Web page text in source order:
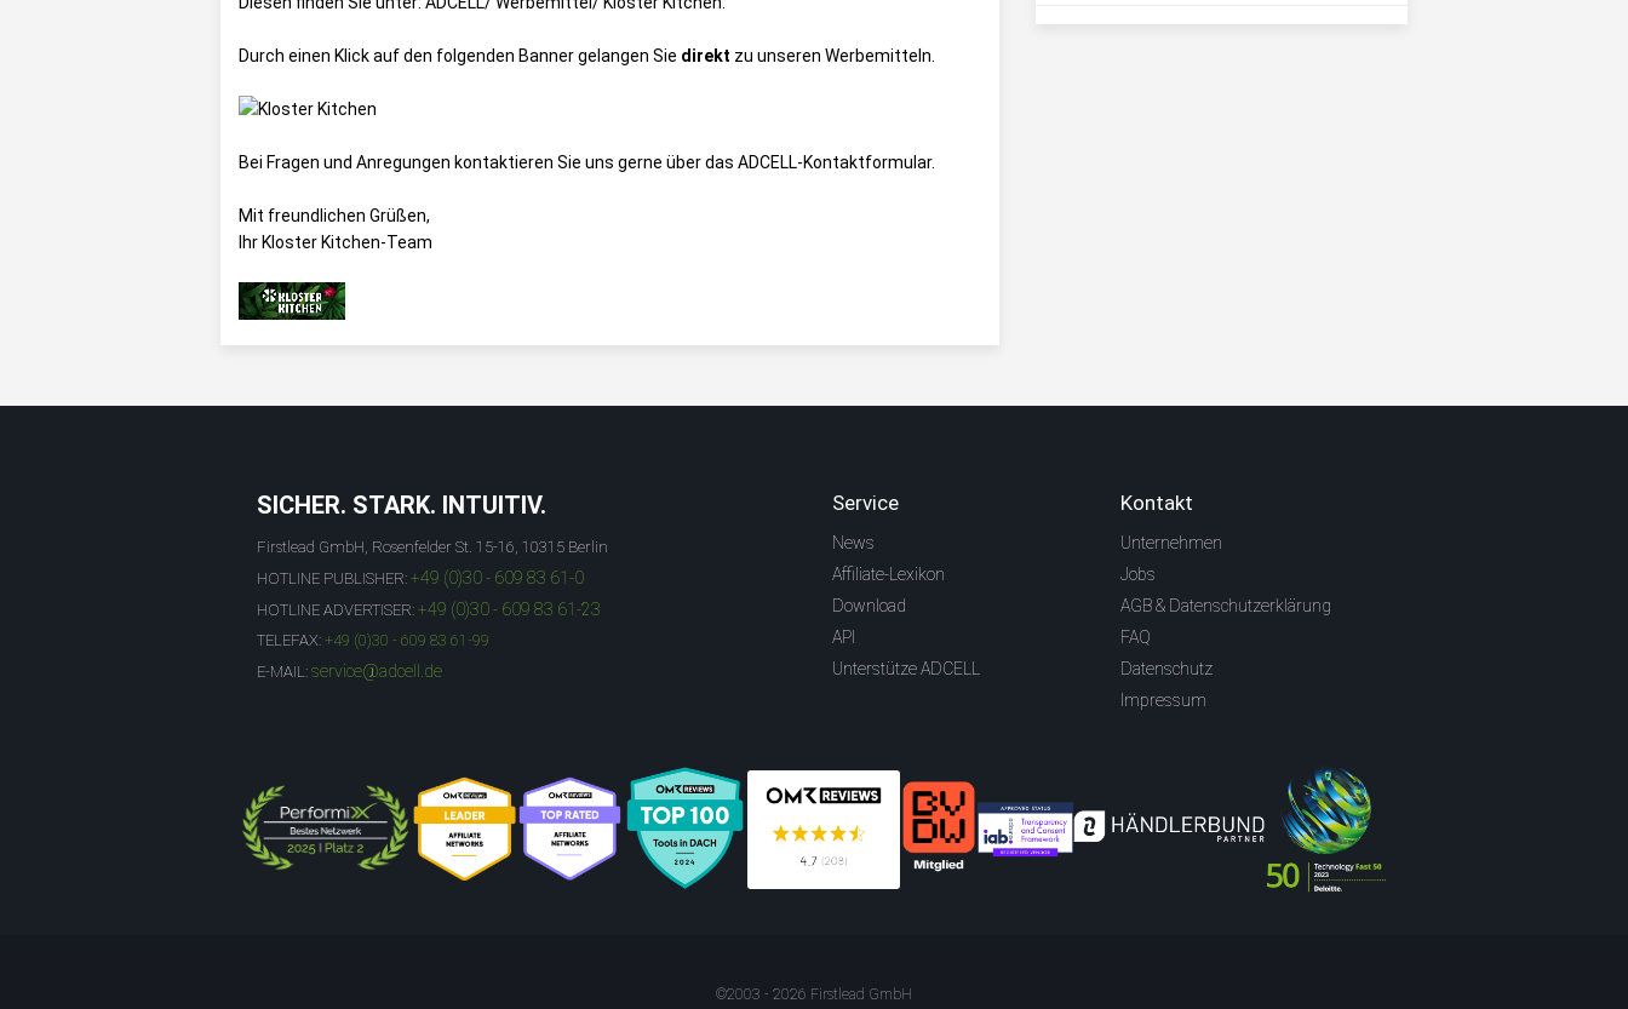
Durch einen Klick auf den folgenden Banner gelangen Sie direkt zu unseren Werbemitteln.
Bei Fragen und Anregungen kontaktieren Sie uns gerne über das ADCELL-Kontaktformular.
Mit freundlichen Grüßen,
Ihr Kloster Kitchen-Team
SICHER. STARK. INTUITIV.
Firstlead GmbH, Rosenfelder St. 15-16, 10315 Berlin
HOTLINE PUBLISHER: +49 (0)30 - 609 83 61-0
HOTLINE ADVERTISER: +49 (0)30 - 609 83 61-23
TELEFAX: +49 (0)30 - 609 83 61-99
E-MAIL: service@adcell.de
Service
News
Affiliate-Lexikon
Download
API
Unterstütze ADCELL
Kontakt
Unternehmen
Jobs
AGB & Datenschutzerklärung
FAQ
Datenschutz
Impressum
©2003 - 2026 Firstlead GmbH